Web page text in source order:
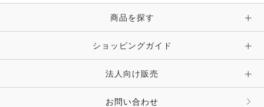
時計・財布・キーケース・革小物
キーホルダー・チャーム・ストラップ
その他 ファッション雑貨
ピン・ブローチ・コサージュ
その他 アクセサリー
商品を探す
ショッピングガイド
法人向け販売
お問い合わせ